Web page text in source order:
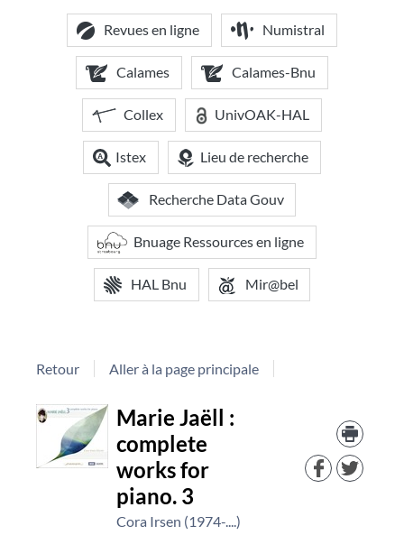
Revues en ligne Numistral
Calames Calames-Bnu
Collex UnivOAK-HAL
Istex Lieu de recherche
Recherche Data Gouv
Bnuage Ressources en ligne
HAL Bnu Mir@bel
Retour Aller à la page principale
Détail
document
Marie Jaëll :
complete
works for
piano. 3
Cora Irsen (1974-....)